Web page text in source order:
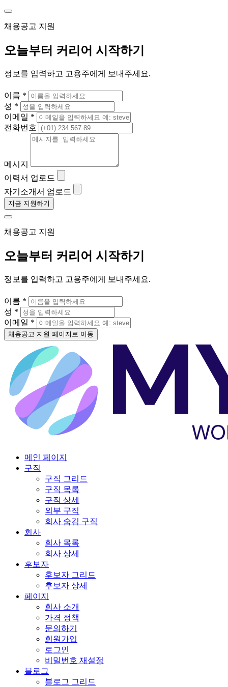
채용공고 지원
오늘부터 커리어 시작하기
정보를 입력하고 고용주에게 보내주세요.
이름 *
성 *
이메일 *
전화번호
메시지
이력서 업로드
자기소개서 업로드
지금 지원하기
채용공고 지원
오늘부터 커리어 시작하기
정보를 입력하고 고용주에게 보내주세요.
이름 *
성 *
이메일 *
채용공고 지원 페이지로 이동
메인 페이지
구직
구직 그리드
구직 목록
구직 상세
외부 구직
회사 숨김 구직
회사
회사 목록
회사 상세
후보자
후보자 그리드
후보자 상세
페이지
회사 소개
가격 정책
문의하기
회원가입
로그인
비밀번호 재설정
블로그
블로그 그리드